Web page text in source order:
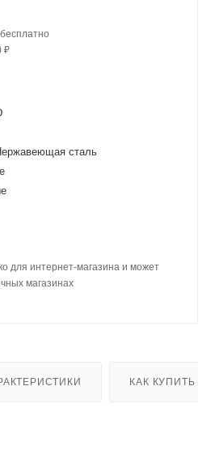
₽
сталь
для интернет-магазина и может
магазинах
КАК КУПИТЬ